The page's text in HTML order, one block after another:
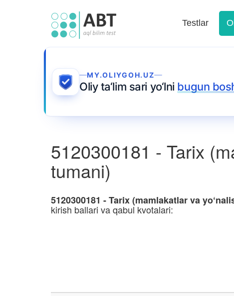
Testlar
MY.OLIYGOH.UZ
Oliy ta‘lim sari yo‘lni bugun
5120300181 - Tarix
tumani)
5120300181 - Tarix (mamlakatlar va
kirish ballari va qabul kvotalari: